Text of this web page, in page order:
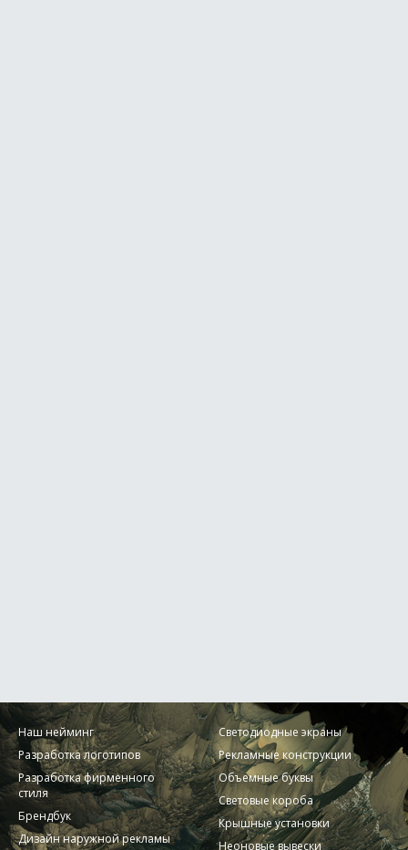
Наш нейминг
Разработка логотипов
Разработка фирменного
стиля
Брендбук
Дизайн наружной рекламы
Светодиодные экраны
Рекламные конструкции
Объемные буквы
Световые короба
Крышные установки
Неоновые вывески